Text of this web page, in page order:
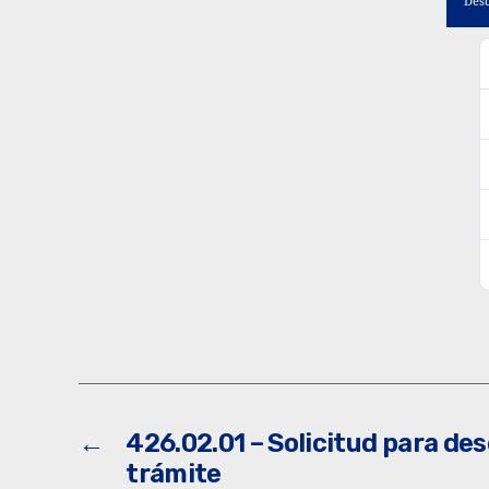
←
426.02.01 – Solicitud para
trámite